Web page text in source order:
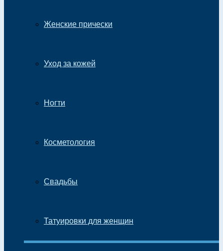
Женские прически
Уход за кожей
Ногти
Косметология
Свадьбы
Татуировки для женщин